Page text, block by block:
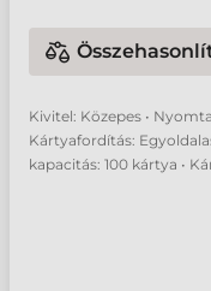
Kivitel: Közepes •
Kártyafordítás:
kapacitás: 100 kártya •